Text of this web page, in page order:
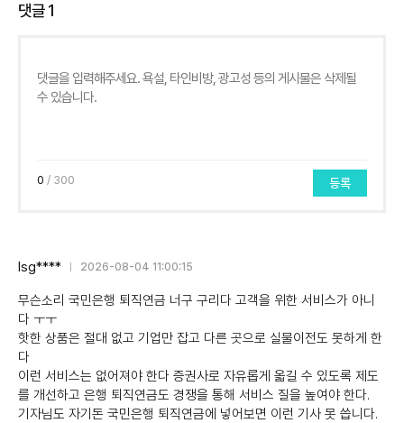
댓글1
0 / 300 등록
lsg**** 2026-08-04 11:00:15
무슨소리 국민은행 퇴직연금 너구 구리다 고객을 위한 서비스가 아니
다 ㅜㅜ
핫한 상품은 절대 없고 기업만 잡고 다른 곳으로 실물이전도 못하게 한
다
이런 서비스는 없어져야 한다 증권사로 자유롭게 옯길 수 있도록 제도
를 개선하고 은행 퇴직연금도 경쟁을 통해 서비스 질을 높여야 한다.
기자님도 자기돈 국민은행 퇴직연금에 넣어보면 이런 기사 못 씁니다.